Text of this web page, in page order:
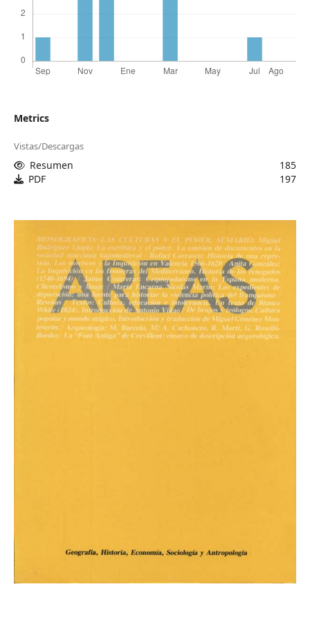
Metrics
Vistas/Descargas
Resumen
185
PDF
197